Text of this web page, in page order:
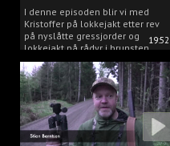
19:52
2025.
I denne episoden blir vi med
Kristoffer på lokkejakt etter rev
på nyslåtte gressjorder og
lokkejakt på rådyr i brunsten.